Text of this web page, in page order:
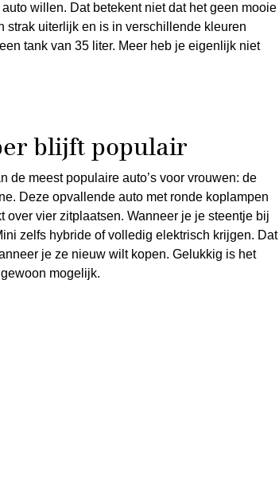
willen. Dat betekent niet dat het geen mooie
strak uiterlijk en is in verschillende kleuren
tank van 35 liter. Meer heb je eigenlijk niet
blijft populair
de meest populaire auto’s voor vrouwen: de
Deze opvallende auto met ronde koplampen
over vier zitplaatsen. Wanneer je je steentje bij
zelfs hybride of volledig elektrisch krijgen. Dat
je ze nieuw wilt kopen. Gelukkig is het
mogelijk.